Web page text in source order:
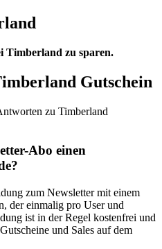
Timberland zu sparen.
Gutschein
zu Timberland
Abo einen
zum Newsletter mit einem
der einmalig pro User und
ist in der Regel kostenfrei und
und Sales auf dem